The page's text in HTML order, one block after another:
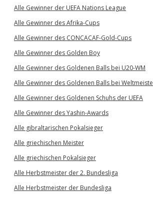
Alle Gewinner der UEFA Nations League
Alle Gewinner des Afrika-Cups
Alle Gewinner des CONCACAF-Gold-Cups
Alle Gewinner des Golden Boy
Alle Gewinner des Goldenen Balls bei U20-WM
Alle Gewinner des Goldenen Balls bei
Alle Gewinner des Goldenen Schuhs der UEFA
Alle Gewinner des Yashin-Awards
Alle gibraltarischen Pokalsieger
Alle griechischen Meister
Alle griechischen Pokalsieger
Alle Herbstmeister der 2. Bundesliga
Alle Herbstmeister der Bundesliga